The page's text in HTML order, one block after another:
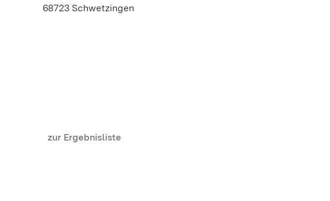
68723 Schwetzingen
zur Ergebnisliste